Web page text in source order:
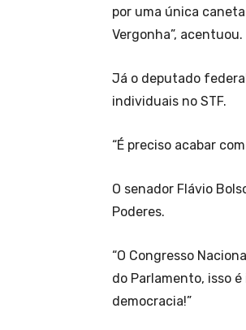
por uma única
Vergonha”, acentuou.
Já o deputado
individuais no STF.
“É preciso acabar
O senador Flávio
Poderes.
“O Congresso
do Parlamento, isso
democracia!”